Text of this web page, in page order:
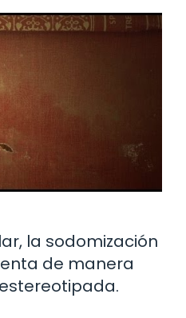
la sodomización
de manera